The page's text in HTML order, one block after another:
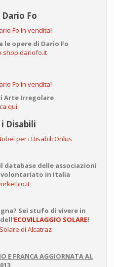
Fo
opere di Dario Fo
shop.dariofo.it
Arte Irregolare
qui
Disabili
, il database delle associazioni
in Italia
Sei stufo di vivere in
ECOVILLAGGIO SOLARE!
E FRANCA AGGIORNATA AL